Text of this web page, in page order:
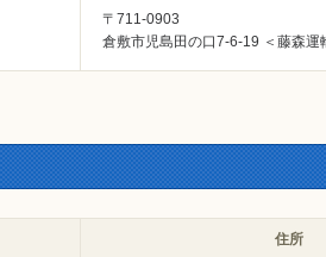
〒711-0903
倉敷市児島田の口7-6-19 ＜藤森運
住所